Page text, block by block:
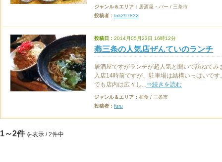
ジャンル＆エリア： 居酒屋・バー / 三条市
投稿者： tok297832
投稿日： 2014月05月23日 16時12分
燕三条の人気店ぜんていのランチ
居酒屋ですがランチが超人気と聞いて訪ねてみ
入店14時前ですが、駐車場は結構いっぱいです
でも店内は広々し...⇒続きを読む
ジャンル＆エリア： 和食 / 三条市
投稿者： furu
1～2件 を表示 / 2件中